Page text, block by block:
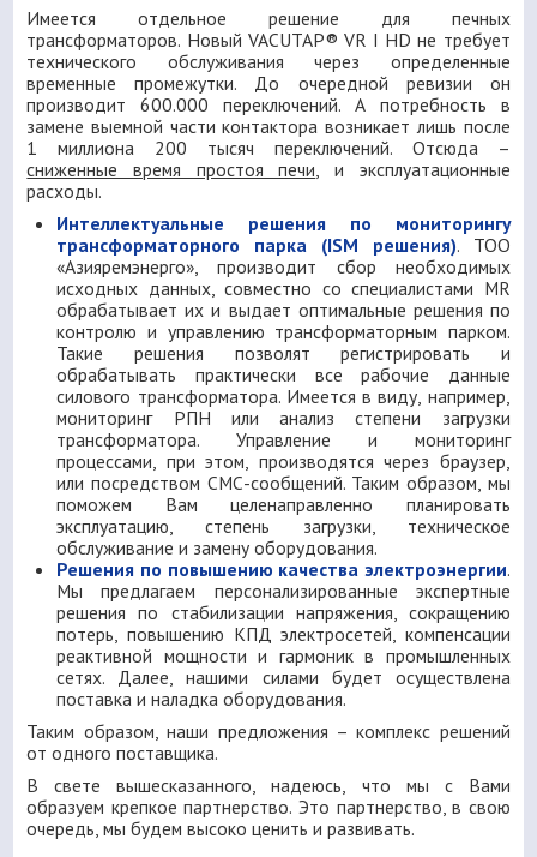
Имеется отдельное решение для печных
трансформаторов. Новый VACUTAP® VR I HD не требует
технического обслуживания через определенные
временные промежутки. До очередной ревизии он
производит 600.000 переключений. А потребность в
замене выемной части контактора возникает лишь после
1 миллиона 200 тысяч переключений. Отсюда –
сниженные время простоя печи, и эксплуатационные
расходы.
Интеллектуальные решения по мониторингу
трансформаторного парка (ISM решения). ТОО
«Азияремэнерго», производит сбор необходимых
исходных данных, совместно со специалистами MR
обрабатывает их и выдает оптимальные решения по
контролю и управлению трансформаторным парком.
Такие решения позволят регистрировать и
обрабатывать практически все рабочие данные
силового трансформатора. Имеется в виду, например,
мониторинг РПН или анализ степени загрузки
трансформатора. Управление и мониторинг
процессами, при этом, производятся через браузер,
или посредством СМС-сообщений. Таким образом, мы
поможем Вам целенаправленно планировать
эксплуатацию, степень загрузки, техническое
обслуживание и замену оборудования.
Решения по повышению качества электроэнергии.
Мы предлагаем персонализированные экспертные
решения по стабилизации напряжения, сокращению
потерь, повышению КПД электросетей, компенсации
реактивной мощности и гармоник в промышленных
сетях. Далее, нашими силами будет осуществлена
поставка и наладка оборудования.
Таким образом, наши предложения – комплекс решений
от одного поставщика.
В свете вышесказанного, надеюсь, что мы с Вами
образуем крепкое партнерство. Это партнерство, в свою
очередь, мы будем высоко ценить и развивать.